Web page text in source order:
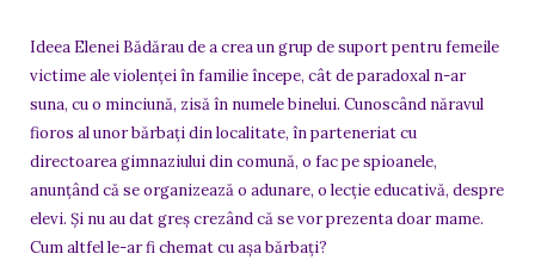
Ideea Elenei Bădărau de a crea un grup de suport pentru femeile
victime ale violenței în familie începe, cât de paradoxal n-ar
suna, cu o minciună, zisă în numele binelui. Cunoscând năravul
fioros al unor bărbați din localitate, în parteneriat cu
directoarea gimnaziului din comună, o fac pe spioanele,
anunțând că se organizează o adunare, o lecție educativă, despre
elevi. Și nu au dat greș crezând că se vor prezenta doar mame.
Cum altfel le-ar fi chemat cu așa bărbați?